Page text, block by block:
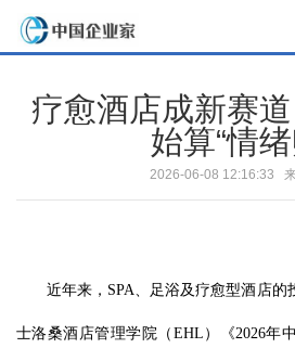
疗愈酒店成新赛
始算“情绪
2026-06-08 12:16:33
近年来，SPA、足浴及疗愈型酒店
士洛桑酒店管理学院（EHL）《2026年